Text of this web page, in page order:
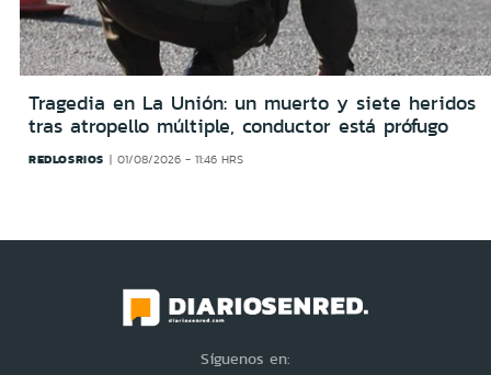
Tragedia en La Unión: un muerto y siete heridos
tras atropello múltiple, conductor está prófugo
REDLOSRIOS 01/08/2026 - 11:46 HRS
Síguenos en: